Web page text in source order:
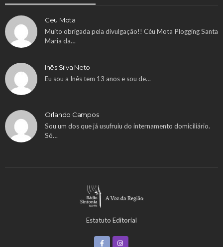
Ceu Mota
Muito obrigada pela divulgação!! Céu Mota Plogging Santa
Maria da…
Inês Silva Neto
Eu sou a Inês tem 13 anos e sou de…
Orlando Campos
Sou um dos que já usufruiu do internamento domiciliário.
Só…
Estatuto Editorial